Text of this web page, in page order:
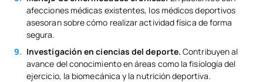
afecciones médicas existentes, los médicos deportivos
asesoran sobre cómo realizar actividad física de forma
segura.
Investigación en ciencias del deporte. Contribuyen al
avance del conocimiento en áreas como la fisiología del
ejercicio, la biomecánica y la nutrición deportiva.